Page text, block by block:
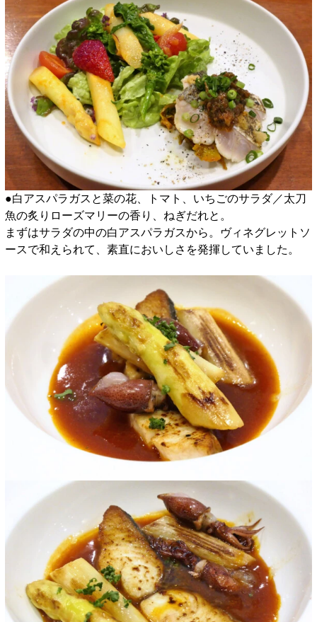
●白アスパラガスと菜の花、トマト、いちごのサラダ／太刀
魚の炙りローズマリーの香り、ねぎだれと。
まずはサラダの中の白アスパラガスから。ヴィネグレットソ
ースで和えられて、素直においしさを発揮していました。